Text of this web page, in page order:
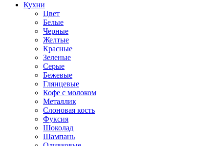
Кухни
Цвет
Белые
Черные
Желтые
Красные
Зеленые
Серые
Бежевые
Глянцевые
Кофе с молоком
Металлик
Слоновая кость
Фуксия
Шоколад
Шампань